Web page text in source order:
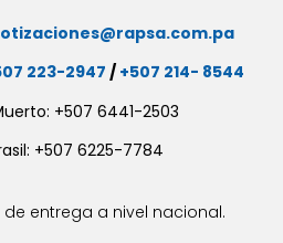
223-2947 / +507 214- 8544
+507 6441-2503
+507 6225-7784
entrega a nivel nacional.